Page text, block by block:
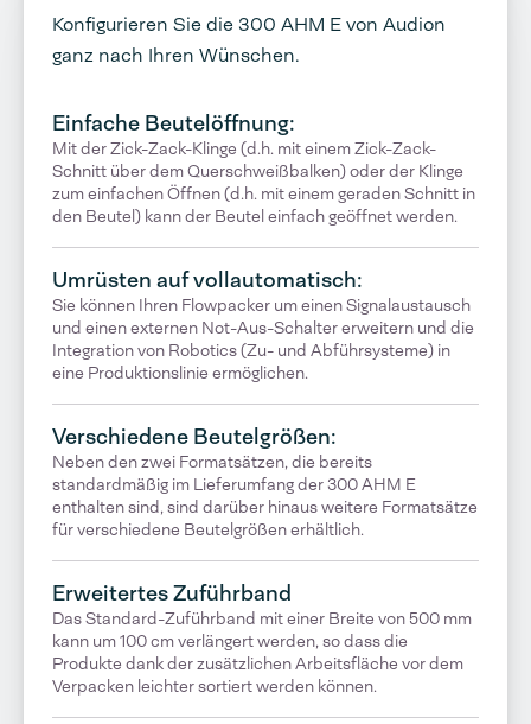
Konfigurieren Sie die 300 AHM E von Audion
ganz nach Ihren Wünschen.
Einfache Beutelöffnung:
Mit der Zick-Zack-Klinge (d.h. mit einem Zick-Zack-
Schnitt über dem Querschweißbalken) oder der Klinge
zum einfachen Öffnen (d.h. mit einem geraden Schnitt in
den Beutel) kann der Beutel einfach geöffnet werden.
Umrüsten auf vollautomatisch:
Sie können Ihren Flowpacker um einen Signalaustausch
und einen externen Not-Aus-Schalter erweitern und die
Integration von Robotics (Zu- und Abführsysteme) in
eine Produktionslinie ermöglichen.
Verschiedene Beutelgrößen:
Neben den zwei Formatsätzen, die bereits
standardmäßig im Lieferumfang der 300 AHM E
enthalten sind, sind darüber hinaus weitere Formatsätze
für verschiedene Beutelgrößen erhältlich.
Erweitertes Zuführband
Das Standard-Zuführband mit einer Breite von 500 mm
kann um 100 cm verlängert werden, so dass die
Produkte dank der zusätzlichen Arbeitsfläche vor dem
Verpacken leichter sortiert werden können.